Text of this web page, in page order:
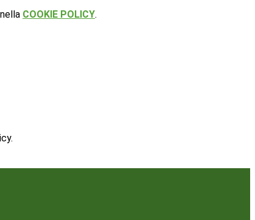
COOKIE POLICY.